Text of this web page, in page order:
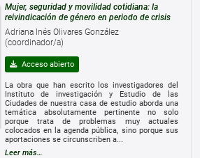
Mujer, seguridad y movilidad cotidiana: la
reivindicación de género en periodo de crisis
Adriana Inés Olivares González
(coordinador/a)
Acceso abierto
La obra que han escrito los investigadores del
Instituto de investigación y Estudio de las
Ciudades de nuestra casa de estudio aborda una
temática absolutamente pertinente no solo
porque trata de problemas muy actuales
colocados en la agenda pública, sino porque sus
aportaciones se circunscriben a...
Leer más…